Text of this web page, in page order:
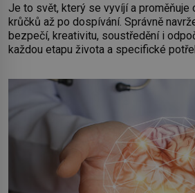
Je to svět, který se vyvíjí a proměňuje
krůčků až po dospívání. Správně
bezpečí, kreativitu, soustředění i
každou etapu života a specifické
by pokoj miminka měl působit
Předškolní věk je